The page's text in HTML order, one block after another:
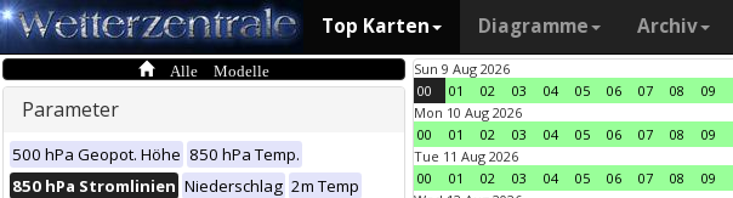
Top Karten Diagramme Archiv
Alle Modelle
Parameter
500 hPa Geopot. Höhe 850 hPa Temp.
850 hPa Stromlinien Niederschlag 2m Temp
Sun 9 Aug 2026
00
01 02 03 04 05 06 07 08 09
Mon 10 Aug 2026
00
01 02 03 04 05 06 07 08 09
Tue 11 Aug 2026
00
01 02 03 04 05 06 07 08 09